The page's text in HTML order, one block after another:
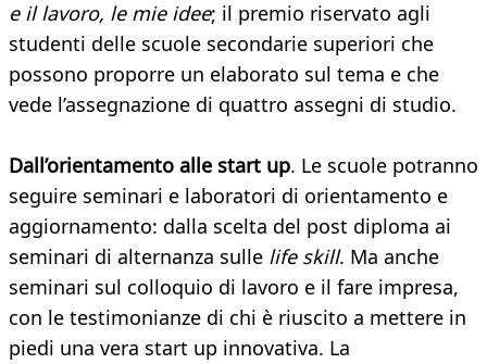
e il lavoro, le mie idee; il premio riservato agli
studenti delle scuole secondarie superiori che
possono proporre un elaborato sul tema e che
vede l’assegnazione di quattro assegni di studio.
Dall’orientamento alle start up. Le scuole potranno
seguire seminari e laboratori di orientamento e
aggiornamento: dalla scelta del post diploma ai
seminari di alternanza sulle life skill. Ma anche
seminari sul colloquio di lavoro e il fare impresa,
con le testimonianze di chi è riuscito a mettere in
piedi una vera start up innovativa. La